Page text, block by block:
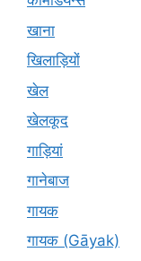
खाना
खिलाड़ियों
खेल
खेलकूद
गाड़ियां
गानेबाज
गायक
गायक (Gāyak)